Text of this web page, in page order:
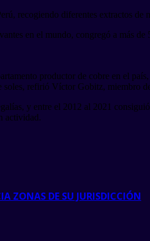
recogiendo diferentes extractos de
en el mundo, congregó a más
productor de cobre en el
refirió Víctor Gobitz, miembro
y entre el 2012 al 2021
actividad.
ZONAS DE SU JURISDICCIÓN